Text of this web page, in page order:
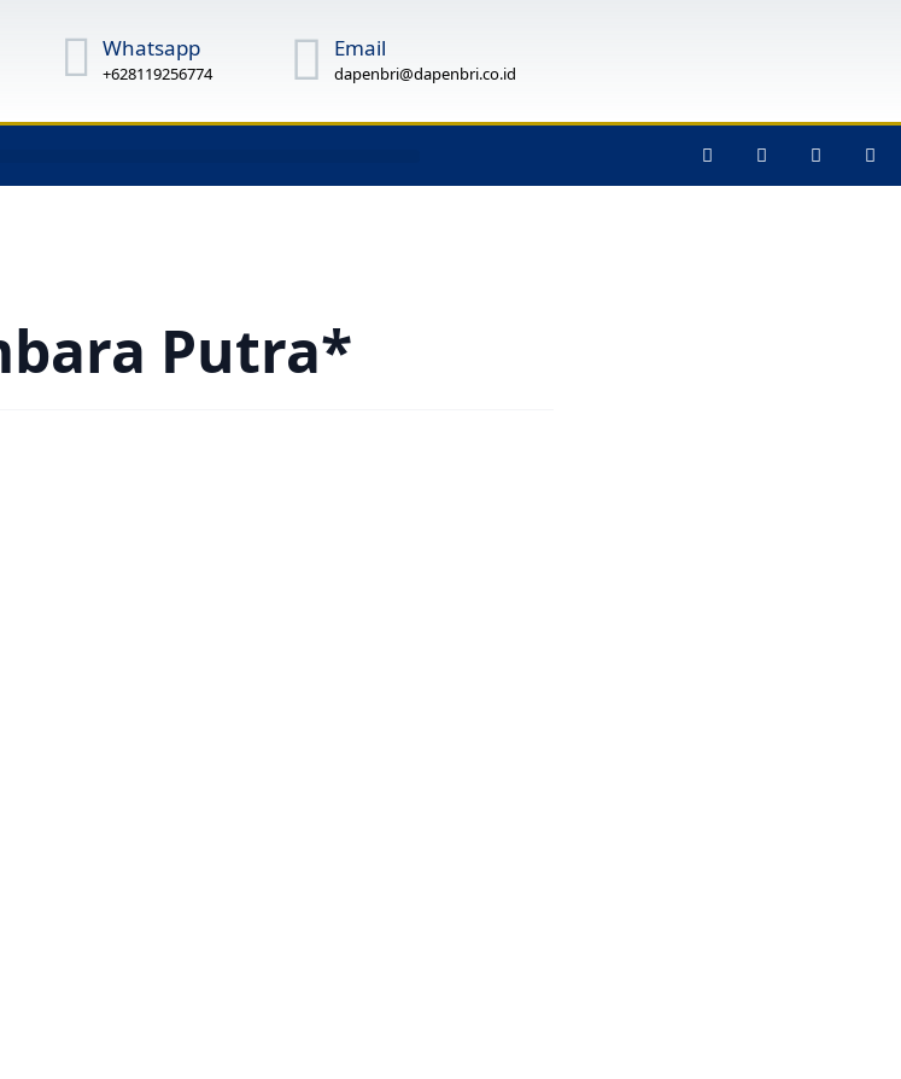
Whatsapp
+628119256774
Email
dapenbri@dapenbri.co.id
Putra*